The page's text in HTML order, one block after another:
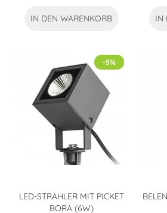
IN DEN WARENKORB IN
LED-STRAHLER MIT PICKET
BORA (6W)
-5%